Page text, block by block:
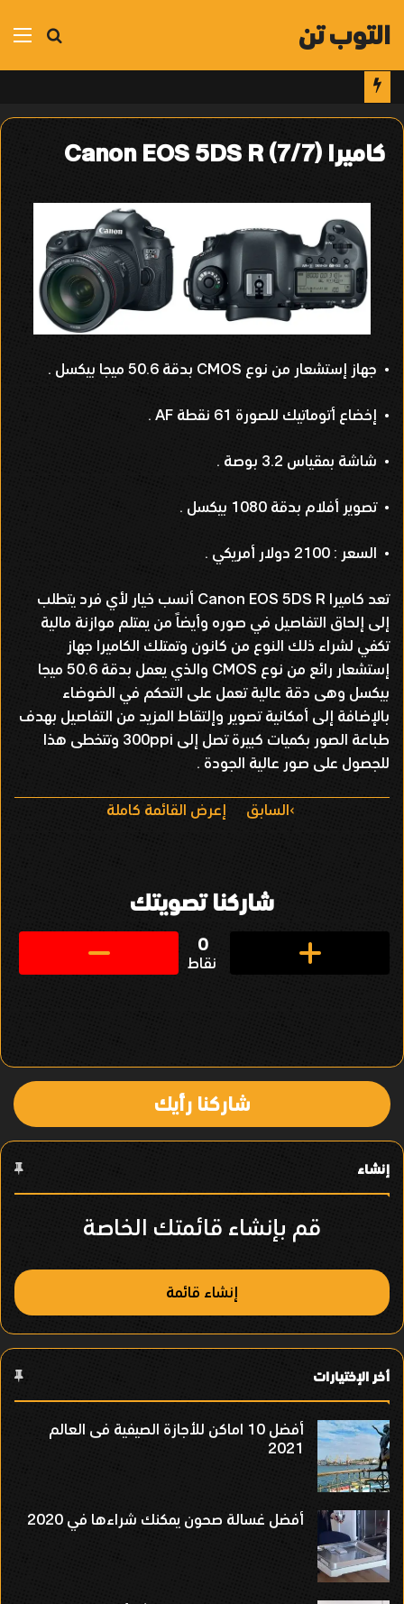
بحث
التوب تن
كاميرا Canon EOS 5DS R (7/7)
• جهاز إستشعار من نوع CMOS بدقة 50.6 ميجا بيكسل .
• إخضاع أتوماتيك للصورة 61 نقطة AF .
• شاشة بمقياس 3.2 بوصة .
• تصوير أفلام بدقة 1080 بيكسل .
• السعر : 2100 دولار أمريكي .
تعد كاميرا Canon EOS 5DS R أنسب خيار لأي فرد يتطلب
إلى إلحاق التفاصيل في صوره وأيضاً من يمتلم موازنة مالية
تكفي لشراء ذلك النوع من كانون وتمتلك الكاميرا جهاز
إستشعار رائع من نوع CMOS والذي يعمل بدقة 50.6 ميجا
بيكسل وهى دقة عالية تعمل على التحكم في الضوضاء
بالإضافة إلى أمكانية تصوير وإلتقاط المزيد من التفاصيل بهدف
طباعة الصور بكميات كبيرة تصل إلى 300ppi وتتخطى هذا
للجصول على صور عالية الجودة .
ا
ل
ع
ن
السابق إعرض القائمة كاملة
شاركنا تصويتك
0
نقاط
شاركنا رأيك
إنشاء
قم بإنشاء قائمتك الخاصة
إنشاء قائمة
أخر الإختيارات
أفضل 10 اماكن للأجازة الصيفية فى العالم
2021
أفضل غسالة صحون يمكنك شراءها في 2020